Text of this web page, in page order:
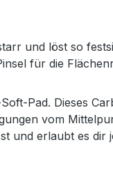
und löst so
für die
Pad. Dieses
vom
und erlaubt es